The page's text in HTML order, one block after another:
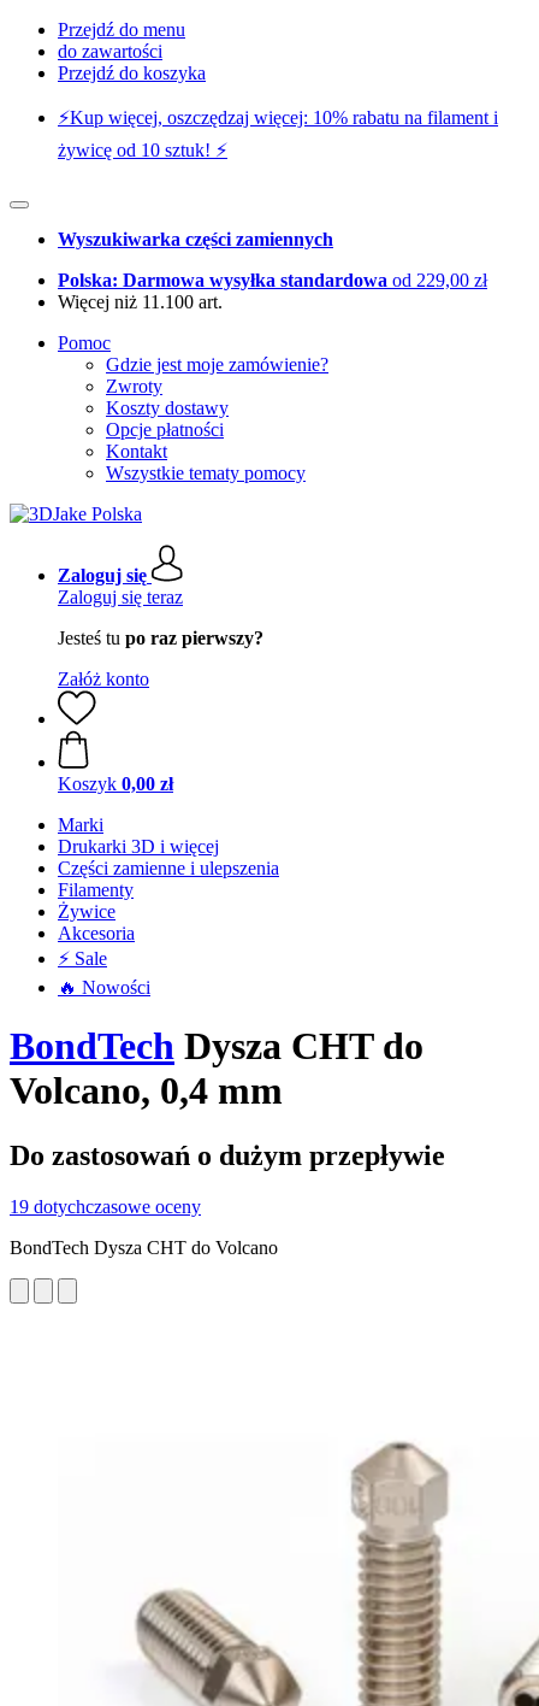
Przejdź do menu
do zawartości
Przejdź do koszyka
⚡️Kup więcej, oszczędzaj więcej: 10% rabatu na filament i
żywicę od 10 sztuk! ⚡️
Wyszukiwarka części zamiennych
Polska: Darmowa wysyłka standardowa od 229,00 zł
Więcej niż 11.100 art.
Pomoc
Gdzie jest moje zamówienie?
Zwroty
Koszty dostawy
Opcje płatności
Kontakt
Wszystkie tematy pomocy
Zaloguj się
Zaloguj się teraz
Jesteś tu po raz pierwszy?
Załóż konto
Koszyk 0,00 zł
Marki
Drukarki 3D i więcej
Części zamienne i ulepszenia
Filamenty
Żywice
Akcesoria
⚡ Sale
🔥 Nowości
BondTech Dysza CHT do
Volcano, 0,4 mm
Do zastosowań o dużym przepływie
19 dotychczasowe oceny
BondTech Dysza CHT do Volcano